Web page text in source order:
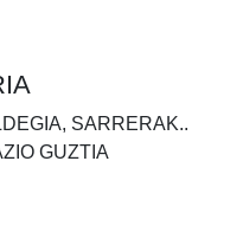
SARRERAK..
GUZTIA